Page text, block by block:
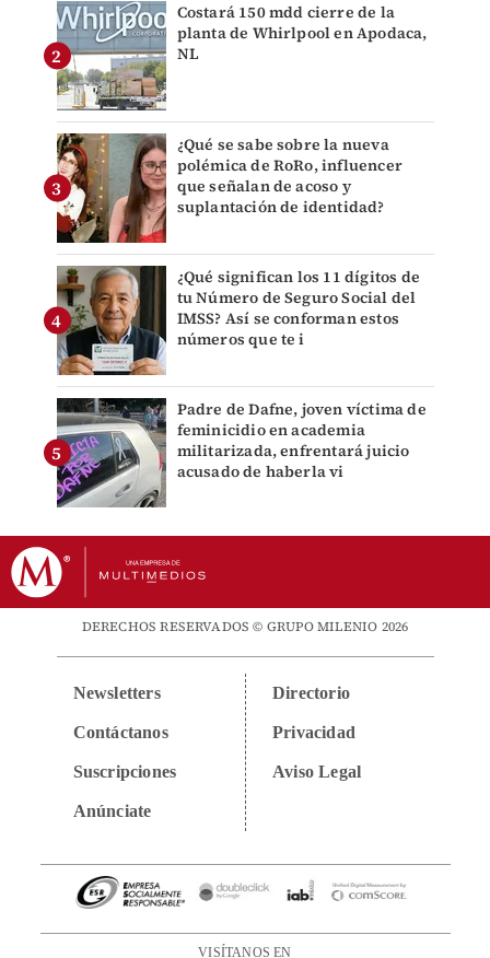
Costará 150 mdd cierre de la
planta de Whirlpool en Apodaca,
NL
¿Qué se sabe sobre la nueva
polémica de RoRo, influencer
que señalan de acoso y
suplantación de identidad?
¿Qué significan los 11 dígitos de
tu Número de Seguro Social del
IMSS? Así se conforman estos
números que te i
Padre de Dafne, joven víctima de
feminicidio en academia
militarizada, enfrentará juicio
acusado de haberla vi
DERECHOS RESERVADOS © GRUPO MILENIO 2026
Newsletters
Contáctanos
Suscripciones
Anúnciate
Directorio
Privacidad
Aviso Legal
VISÍTANOS EN